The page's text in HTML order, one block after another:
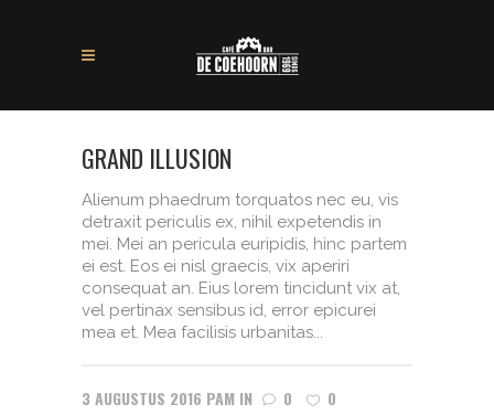
GRAND ILLUSION
Alienum phaedrum torquatos nec eu, vis
detraxit periculis ex, nihil expetendis in
mei. Mei an pericula euripidis, hinc partem
ei est. Eos ei nisl graecis, vix aperiri
consequat an. Eius lorem tincidunt vix at,
vel pertinax sensibus id, error epicurei
mea et. Mea facilisis urbanitas...
3 AUGUSTUS 2016 PAM IN 0
0